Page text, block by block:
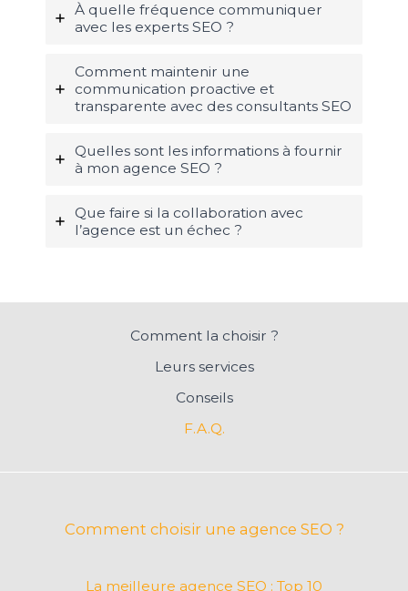
À quelle fréquence communiquer
avec les experts SEO ?
Comment maintenir une
communication proactive et
transparente avec des consultants SEO
Quelles sont les informations à fournir
à mon agence SEO ?
Que faire si la collaboration avec
l’agence est un échec ?
Comment la choisir ?
Leurs services
Conseils
F.A.Q.
Comment choisir une agence SEO ?
La meilleure agence SEO : Top 10